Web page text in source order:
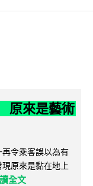
原來是藝術
令乘客誤以為有
原來是黏在地上
全文